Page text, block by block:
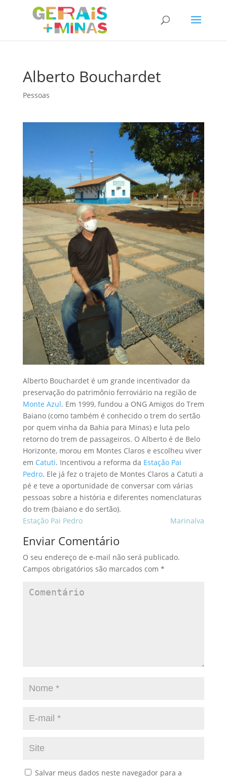
Alberto Bouchardet
Pessoas
Alberto Bouchardet é um grande incentivador da
preservação do patrimônio ferroviário na região de
Monte Azul. Em 1999, fundou a ONG Amigos do Trem
Baiano (como também é conhecido o trem do sertão
por quem vinha da Bahia para Minas) e luta pelo
retorno do trem de passageiros. O Alberto é de Belo
Horizonte, morou em Montes Claros e escolheu viver
em Catuti. Incentivou a reforma da Estação Pai
Pedro. Ele já fez o trajeto de Montes Claros a Catuti a
pé e teve a oportunidade de conversar com várias
pessoas sobre a história e diferentes nomenclaturas
do trem (baiano e do sertão).
Estação Pai Pedro
Marinalva
Enviar Comentário
O seu endereço de e-mail não será publicado.
Campos obrigatórios são marcados com *
Salvar meus dados neste navegador para a